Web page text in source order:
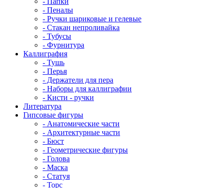
- Пеналы
- Ручки шариковые и гелевые
- Стакан непроливайка
- Тубусы
- Фурнитура
Каллиграфия
- Тушь
- Перья
- Держатели для пера
- Наборы для каллиграфии
- Кисти - ручки
Литература
Гипсовые фигуры
- Анатомические части
- Архитектурные части
- Бюст
- Геометрические фигуры
- Голова
- Маска
- Статуя
- Торс